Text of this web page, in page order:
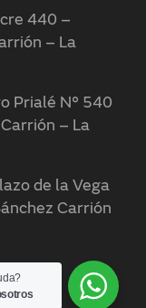
440 –
– La
Prialé N° 540
– La
de la Vega
Carrión